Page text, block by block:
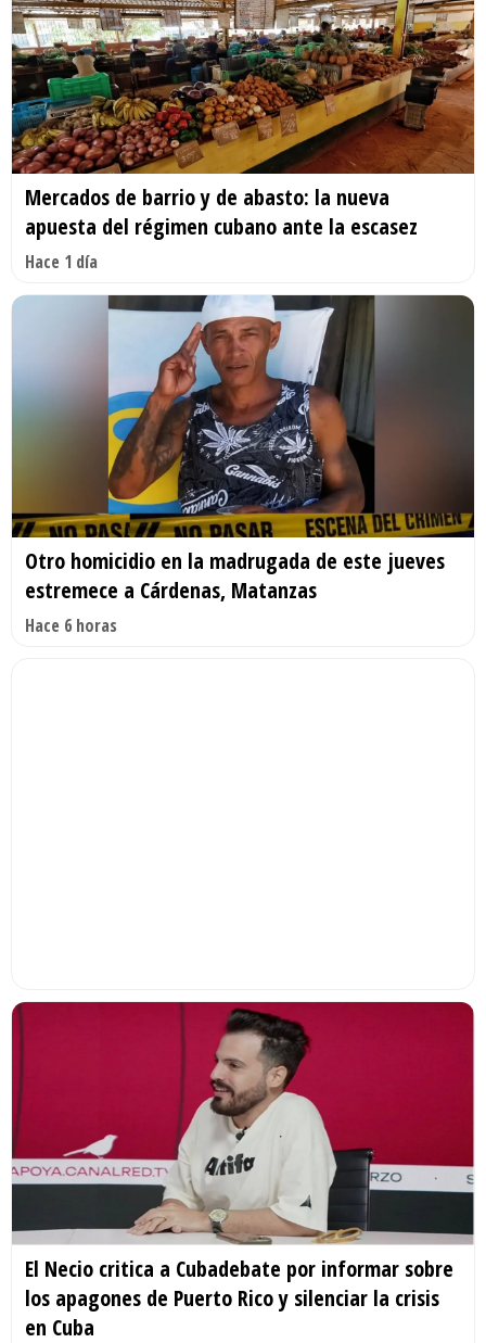
Mercados de barrio y de abasto: la nueva
apuesta del régimen cubano ante la escasez
Hace 1 día
Otro homicidio en la madrugada de este jueves
estremece a Cárdenas, Matanzas
Hace 6 horas
El Necio critica a Cubadebate por informar sobre
los apagones de Puerto Rico y silenciar la crisis
en Cuba